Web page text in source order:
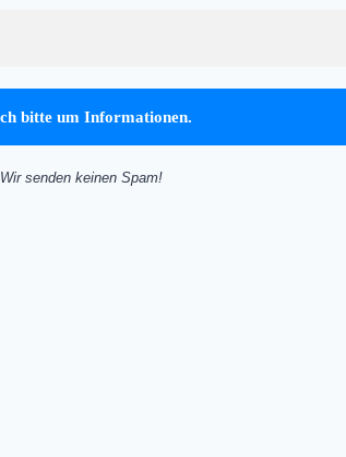
Wir senden keinen Spam!